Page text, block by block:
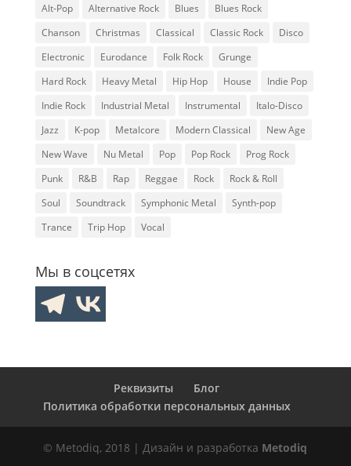
Alt-Pop Alternative Rock Blues
Blues Rock
Chanson
Christmas Classical Classic Rock
Disco
Electronic
Eurodance Folk Rock
Grunge
Hard Rock
Heavy Metal Hip Hop House
Indie Pop
Indie Rock
Industrial Metal Instrumental
Italo-Disco
Jazz
K-pop Metalcore Modern Classical
New Age
New Wave
Nu Metal Pop Pop Rock
Prog Rock
Punk
R&B Rap Reggae Rock
Rock & Roll
Soul
Soundtrack Symphonic Metal
Synth-pop
Trance
Trip Hop Vocal
Мы в соцсетях
Реквизиты
Блог
Политика обработки персональных данных
© Metodiq, 2018 | Дизайн и разработка Metodiq